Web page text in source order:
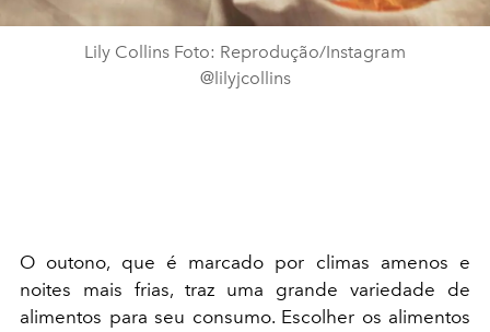
Lily Collins Foto: Reprodução/Instagram
@lilyjcollins
O outono, que é marcado por climas amenos e
noites mais frias, traz uma grande variedade de
alimentos para seu consumo. Escolher os alimentos